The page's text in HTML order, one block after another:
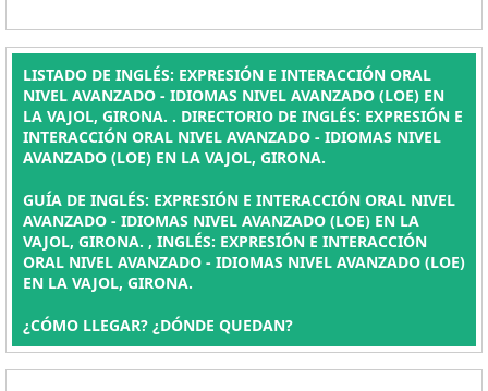
LISTADO DE INGLÉS: EXPRESIÓN E INTERACCIÓN ORAL
NIVEL AVANZADO - IDIOMAS NIVEL AVANZADO (LOE) EN
LA VAJOL, GIRONA. . DIRECTORIO DE INGLÉS: EXPRESIÓN E
INTERACCIÓN ORAL NIVEL AVANZADO - IDIOMAS NIVEL
AVANZADO (LOE) EN LA VAJOL, GIRONA.
GUÍA DE INGLÉS: EXPRESIÓN E INTERACCIÓN ORAL NIVEL
AVANZADO - IDIOMAS NIVEL AVANZADO (LOE) EN LA
VAJOL, GIRONA. , INGLÉS: EXPRESIÓN E INTERACCIÓN
ORAL NIVEL AVANZADO - IDIOMAS NIVEL AVANZADO (LOE)
EN LA VAJOL, GIRONA.
¿CÓMO LLEGAR? ¿DÓNDE QUEDAN?